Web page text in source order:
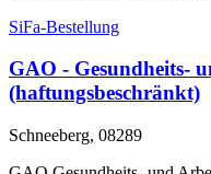
SiFa-Bestellung
GAO - Gesundheits-
(haftungsbeschränkt)
Schneeberg, 08289